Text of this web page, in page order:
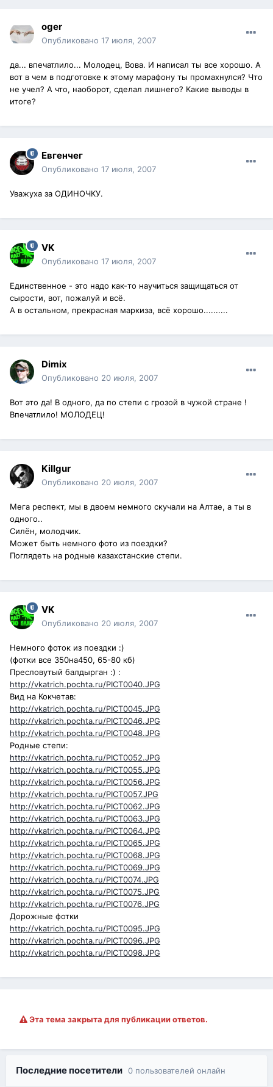
oger
Опубликовано 17 июля, 2007
да... впечатлило... Молодец, Вова. И написал ты все хорошо. А
вот в чем в подготовке к этому марафону ты промахнулся? Что
не учел? А что, наоборот, сделал лишнего? Какие выводы в
итоге?
Евгенчег
Опубликовано 17 июля, 2007
Уважуха за ОДИНОЧКУ.
VK
Опубликовано 17 июля, 2007
Единственное - это надо как-то научиться защищаться от
сырости, вот, пожалуй и всё.
А в остальном, прекрасная маркиза, всё хорошо..........
Dimix
Опубликовано 20 июля, 2007
Вот это да! В одного, да по степи с грозой в чужой стране !
Впечатлило! МОЛОДЕЦ!
Killgur
Опубликовано 20 июля, 2007
Мега респект, мы в двоем немного скучали на Алтае, а ты в
одного..
Силён, молодчик.
Может быть немного фото из поездки?
Поглядеть на родные казахстанские степи.
VK
Опубликовано 20 июля, 2007
Немного фоток из поездки :)
(фотки все 350на450, 65-80 кб)
Пресловутый балдырган :) :
http://vkatrich.pochta.ru/PICT0040.JPG
Вид на Кокчетав:
http://vkatrich.pochta.ru/PICT0045.JPG
http://vkatrich.pochta.ru/PICT0046.JPG
http://vkatrich.pochta.ru/PICT0048.JPG
Родные степи:
http://vkatrich.pochta.ru/PICT0052.JPG
http://vkatrich.pochta.ru/PICT0055.JPG
http://vkatrich.pochta.ru/PICT0056.JPG
http://vkatrich.pochta.ru/PICT0057.JPG
http://vkatrich.pochta.ru/PICT0062.JPG
http://vkatrich.pochta.ru/PICT0063.JPG
http://vkatrich.pochta.ru/PICT0064.JPG
http://vkatrich.pochta.ru/PICT0065.JPG
http://vkatrich.pochta.ru/PICT0068.JPG
http://vkatrich.pochta.ru/PICT0069.JPG
http://vkatrich.pochta.ru/PICT0074.JPG
http://vkatrich.pochta.ru/PICT0075.JPG
http://vkatrich.pochta.ru/PICT0076.JPG
Дорожные фотки
http://vkatrich.pochta.ru/PICT0095.JPG
http://vkatrich.pochta.ru/PICT0096.JPG
http://vkatrich.pochta.ru/PICT0098.JPG
Эта тема закрыта для публикации ответов.
Последние посетители 0 пользователей онлайн